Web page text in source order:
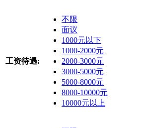
工资待遇:
不限
面议
1000元以下
1000-2000元
2000-3000元
3000-5000元
5000-8000元
8000-10000元
10000元以上